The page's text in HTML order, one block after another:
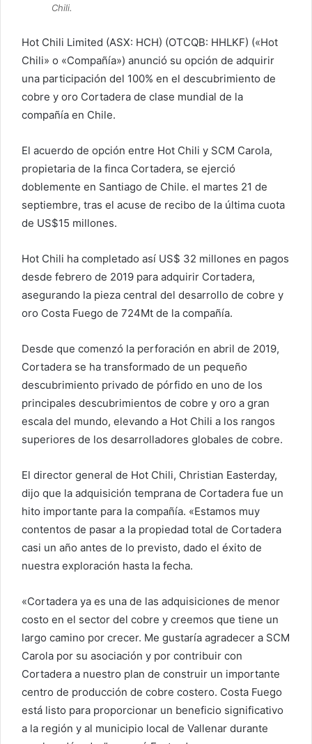
Chili.
Hot Chili Limited (ASX: HCH) (OTCQB: HHLKF) («Hot
Chili» o «Compañía») anunció su opción de adquirir
una participación del 100% en el descubrimiento de
cobre y oro Cortadera de clase mundial de la
compañía en Chile.
El acuerdo de opción entre Hot Chili y SCM Carola,
propietaria de la finca Cortadera, se ejerció
doblemente en Santiago de Chile. el martes 21 de
septiembre, tras el acuse de recibo de la última cuota
de US$15 millones.
Hot Chili ha completado así US$ 32 millones en pagos
desde febrero de 2019 para adquirir Cortadera,
asegurando la pieza central del desarrollo de cobre y
oro Costa Fuego de 724Mt de la compañía.
Desde que comenzó la perforación en abril de 2019,
Cortadera se ha transformado de un pequeño
descubrimiento privado de pórfido en uno de los
principales descubrimientos de cobre y oro a gran
escala del mundo, elevando a Hot Chili a los rangos
superiores de los desarrolladores globales de cobre.
El director general de Hot Chili, Christian Easterday,
dijo que la adquisición temprana de Cortadera fue un
hito importante para la compañía. «Estamos muy
contentos de pasar a la propiedad total de Cortadera
casi un año antes de lo previsto, dado el éxito de
nuestra exploración hasta la fecha.
«Cortadera ya es una de las adquisiciones de menor
costo en el sector del cobre y creemos que tiene un
largo camino por crecer. Me gustaría agradecer a SCM
Carola por su asociación y por contribuir con
Cortadera a nuestro plan de construir un importante
centro de producción de cobre costero. Costa Fuego
está listo para proporcionar un beneficio significativo
a la región y al municipio local de Vallenar durante